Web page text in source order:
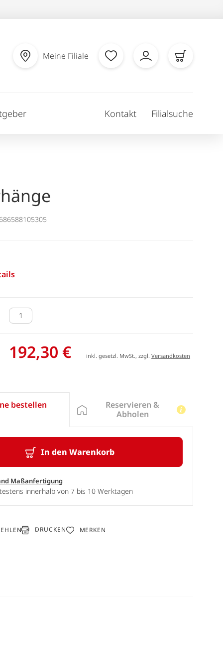
Meine Filiale
Kontakt Filialsuche
192,30 € inkl. gesetzl. MwSt., zzgl.Versandkosten
bestellen
In den Warenkorb
Maßanfertigung
innerhalb von 7 bis 10 Werktagen
Reservieren &
Abholen
DRUCKEN MERKEN